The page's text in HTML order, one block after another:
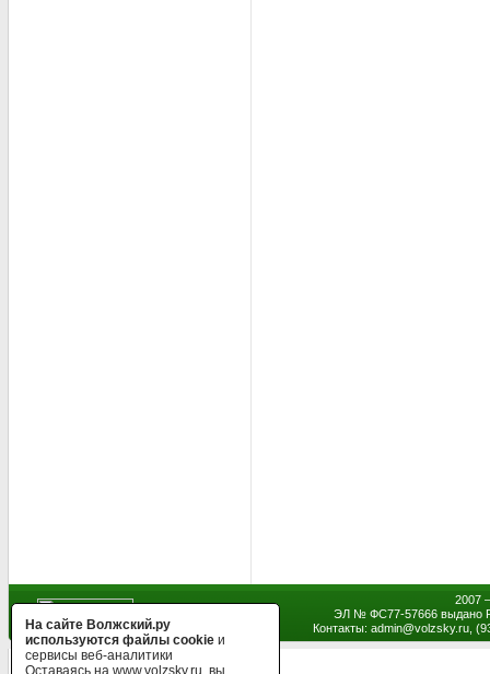
2007
ЭЛ № ФС77-57666 выдано
Контакты: admin@volzsky.ru,
На сайте Волжский.ру
используются файлы cookie и
сервисы веб-аналитики
Оставаясь на www.volzsky.ru, вы